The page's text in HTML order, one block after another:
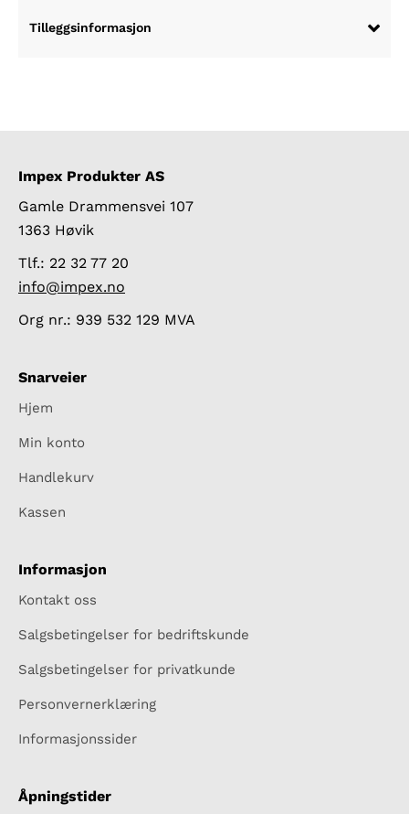
Tilleggsinformasjon
Impex Produkter AS
Gamle Drammensvei 107
1363 Høvik
Tlf.: 22 32 77 20
info@impex.no
Org nr.: 939 532 129 MVA
Snarveier
Hjem
Min konto
Handlekurv
Kassen
Informasjon
Kontakt oss
Salgsbetingelser for bedriftskunde
Salgsbetingelser for privatkunde
Personvernerklæring
Informasjonssider
Åpningstider